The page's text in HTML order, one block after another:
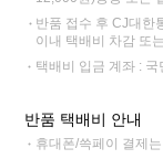
반품 접수 후 CJ대한
이내 택배비 차감 또
택배비 입금 계좌 :
반품 택배비 안내
휴대폰/쓱페이 결제